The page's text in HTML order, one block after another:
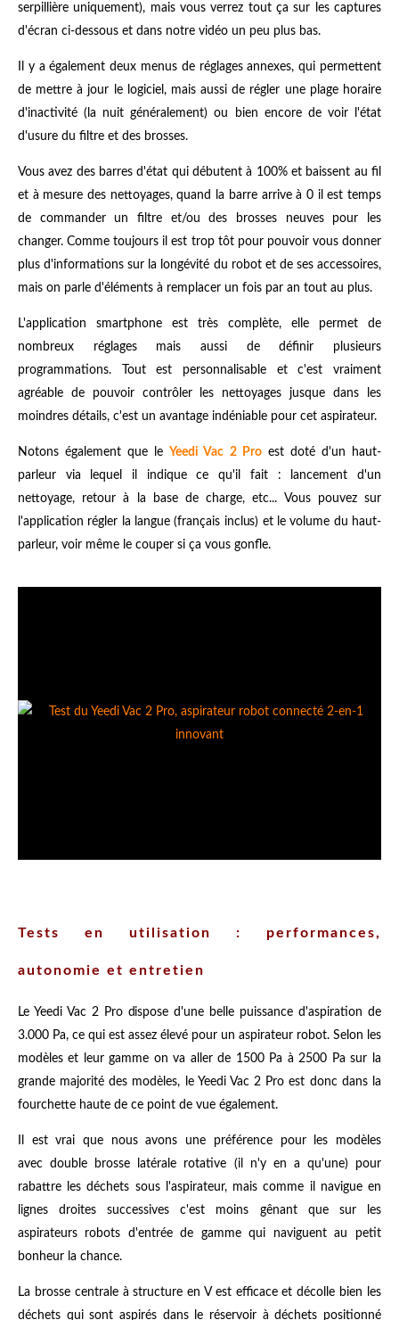
serpillière uniquement), mais vous verrez tout ça sur les captures
d'écran ci-dessous et dans notre vidéo un peu plus bas.
Il y a également deux menus de réglages annexes, qui permettent
de mettre à jour le logiciel, mais aussi de régler une plage horaire
d'inactivité (la nuit généralement) ou bien encore de voir l'état
d'usure du filtre et des brosses.
Vous avez des barres d'état qui débutent à 100% et baissent au fil
et à mesure des nettoyages, quand la barre arrive à 0 il est temps
de commander un filtre et/ou des brosses neuves pour les
changer. Comme toujours il est trop tôt pour pouvoir vous donner
plus d'informations sur la longévité du robot et de ses accessoires,
mais on parle d'éléments à remplacer un fois par an tout au plus.
L'application smartphone est très complète, elle permet de
nombreux réglages mais aussi de définir plusieurs
programmations. Tout est personnalisable et c'est vraiment
agréable de pouvoir contrôler les nettoyages jusque dans les
moindres détails, c'est un avantage indéniable pour cet aspirateur.
Notons également que leYeedi Vac 2 Proest doté d'un haut-
parleur via lequel il indique ce qu'il fait : lancement d'un
nettoyage, retour à la base de charge, etc... Vous pouvez sur
l'application régler la langue (français inclus) et le volume du haut-
parleur, voir même le couper si ça vous gonfle.
Tests en utilisation : performances,
autonomie et entretien
Le Yeedi Vac 2 Pro dispose d'une belle puissance d'aspiration de
3.000 Pa, ce qui est assez élevé pour un aspirateur robot. Selon les
modèles et leur gamme on va aller de 1500 Pa à 2500 Pa sur la
grande majorité des modèles, le Yeedi Vac 2 Pro est donc dans la
fourchette haute de ce point de vue également.
Il est vrai que nous avons une préférence pour les modèles
avec double brosse latérale rotative (il n'y en a qu'une) pour
rabattre les déchets sous l'aspirateur, mais comme il navigue en
lignes droites successives c'est moins gênant que sur les
aspirateurs robots d'entrée de gamme qui naviguent au petit
bonheur la chance.
La brosse centrale à structure en V est efficace et décolle bien les
déchets qui sont aspirés dans le réservoir à déchets positionné